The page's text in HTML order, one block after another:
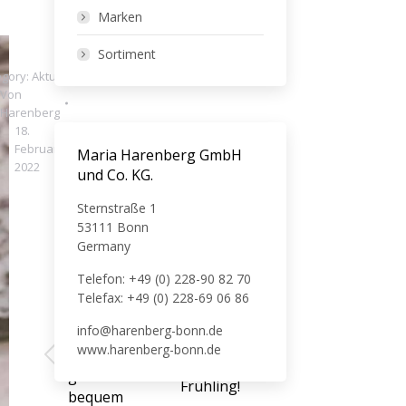
Aktuelles
Von
Harenberg
18.
Februar
2022
Beitrag:
hast
es
bequem
NÄCHSTES
Nächster
Nicht
mehr
lange,
dann
Frühling!
Marken
Sortiment
Maria Harenberg GmbH
und Co. KG.
Sternstraße 1
53111 Bonn
Germany
Telefon: +49 (0) 228-90 82 70
Telefax: +49 (0) 228-69 06 86
info@harenberg-bonn.de
www.harenberg-bonn.de